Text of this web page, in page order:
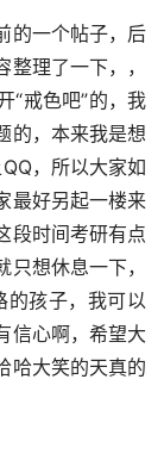
的一个帖子，后
理了一下，，
“戒色吧”的，我
的，本来我是想
，所以大家如
最好另起一楼来
段时间考研有点
想休息一下，
孩子，我可以
信心啊，希望大
哈大笑的天真的